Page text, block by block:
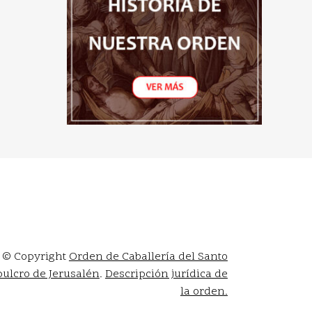
© CopyrightOrden de Caballería del Santo
de Jerusalén. Descripción jurídica de
la orden.